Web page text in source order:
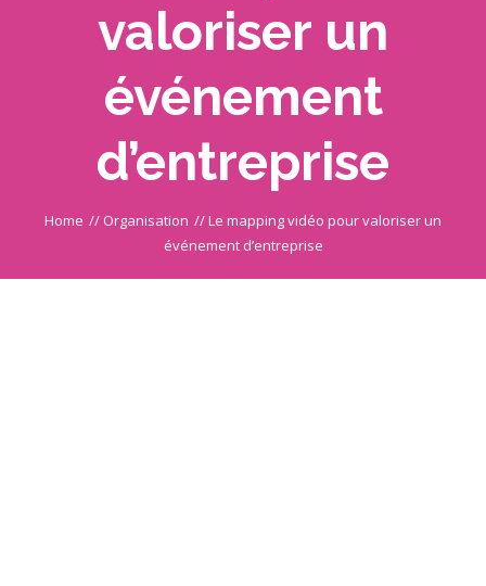
valoriser un
événement
d’entreprise
Home // Organisation //Le mapping vidéo pour valoriser un
événement d’entreprise